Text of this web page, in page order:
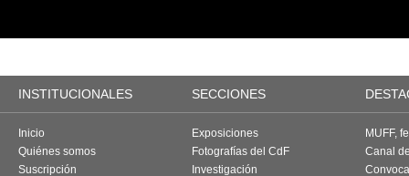
INSTITUCIONALES SECCIONES
Inicio
Quiénes somos
Suscripción
Exposiciones
Fotografías del CdF
Investigación
MUFF,
Canal